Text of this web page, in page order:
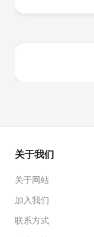
关于我们
关于网站
加入我们
联系方式